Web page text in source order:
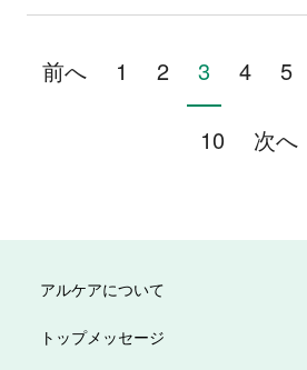
前へ 1 2 3 4 5
10 次へ
アルケアについて
トップメッセージ